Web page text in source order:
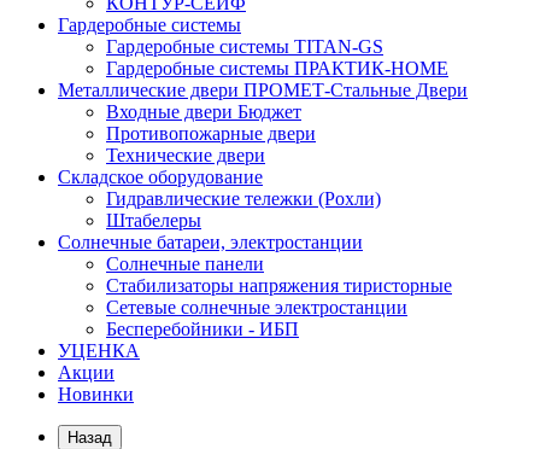
Гардеробные системы
Гардеробные системы TITAN-GS
Гардеробные системы ПРАКТИК-HOME
Металлические двери ПРОМЕТ-Стальные Двери
Входные двери Бюджет
Противопожарные двери
Технические двери
Складское оборудование
Гидравлические тележки (Рохли)
Штабелеры
Солнечные батареи, электростанции
Солнечные панели
Стабилизаторы напряжения тиристорные
Сетевые солнечные электростанции
Бесперебойники - ИБП
УЦЕНКА
Акции
Новинки
Назад